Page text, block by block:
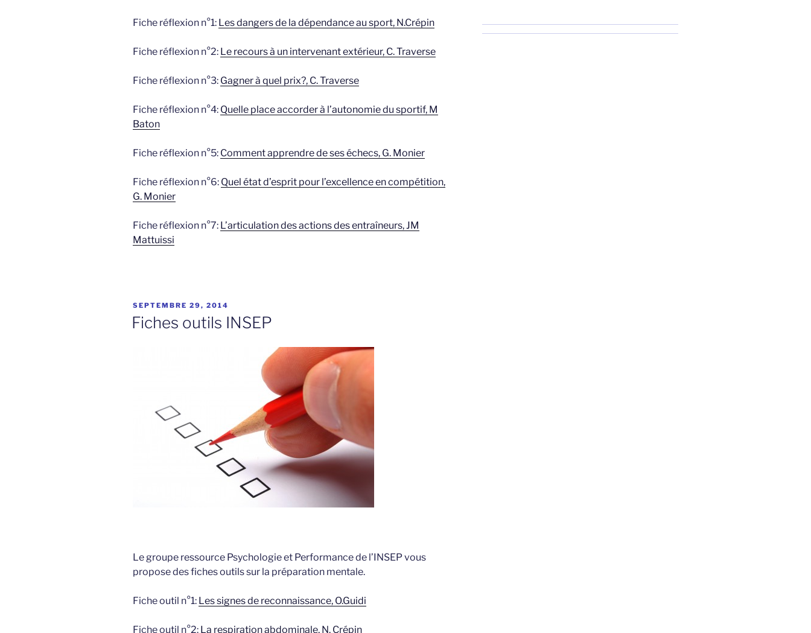
Fiche réflexion n°1: Les dangers de la dépendance au sport, N.Crépin
Fiche réflexion n°2: Le recours à un intervenant extérieur, C. Traverse
Fiche réflexion n°3: Gagner à quel prix?, C. Traverse
Fiche réflexion n°4: Quelle place accorder à l’autonomie du sportif, M
Baton
Fiche réflexion n°5: Comment apprendre de ses échecs, G. Monier
Fiche réflexion n°6: Quel état d’esprit pour l’excellence en compétition,
G. Monier
Fiche réflexion n°7: L’articulation des actions des entraîneurs, JM
Mattuissi
PUBLIÉ
LE
SEPTEMBRE 29, 2014
Fiches outils INSEP
Le groupe ressource Psychologie et Performance de l’INSEP vous
propose des fiches outils sur la préparation mentale.
Fiche outil n°1: Les signes de reconnaissance, O.Guidi
Fiche outil n°2: La respiration abdominale, N. Crépin